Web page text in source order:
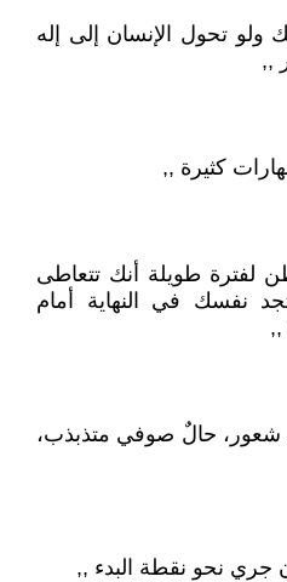
ولو تحول الإنسان إلى إله
,,
كثيرة ,,
لفترة طويلة أنك تتعاطى
نفسك في النهاية أمام
,,
شعور، حالٌ صوفي متذبذب،
جري نحو نقطة البدء ,,